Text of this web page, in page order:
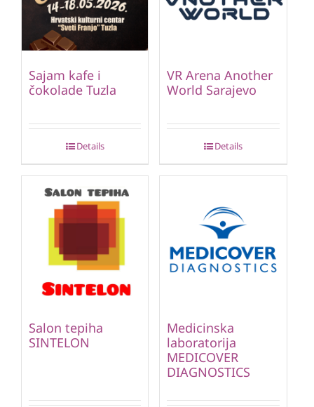
Sajam kafe i
čokolade Tuzla
Details
VR Arena Another
World Sarajevo
Details
Salon tepiha
SINTELON
Medicinska
laboratorija
MEDICOVER
DIAGNOSTICS